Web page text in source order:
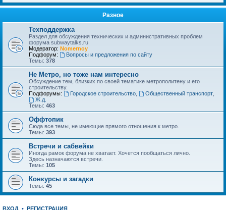
Разное
Техподдержка
Раздел для обсуждения технических и административных проблем
форума subwaytalks.ru
Модератор: Nomernoy
Подфорум:
Вопросы и предложения по сайту
Темы: 378
Не Метро, но тоже нам интересно
Обсуждение тем, близких по своей тематике метрополитену и его
строительству.
Подфорумы:
Городское строительство, Общественный транспорт,
Ж.д.
Темы: 463
Оффтопик
Сюда все темы, не имеющие прямого отношения к метро.
Темы: 393
Встречи и сабвейки
Иногда рамок форума не хватает. Хочется пообщаться лично.
Здесь назначаются встречи.
Темы: 105
Конкурсы и загадки
Темы: 45
ВХОД • РЕГИСТРАЦИЯ